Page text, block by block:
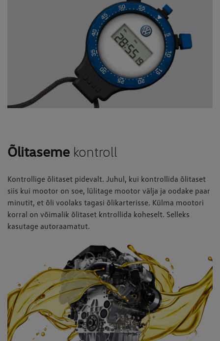
Õlitaseme kontroll
Kontrollige õlitaset pidevalt. Juhul, kui kontrollida õlitaset
siis kui mootor on soe, lülitage mootor välja ja oodake paar
minutit, et õli voolaks tagasi õlikarterisse. Külma mootori
korral on võimalik õlitaset kntrollida koheselt. Selleks
kasutage autoraamatut.